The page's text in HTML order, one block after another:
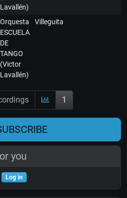
Lavallén)
Orquesta
ESCUELA
DE
TANGO
(Victor
Lavallén)
Villeguita
1
you
Log in